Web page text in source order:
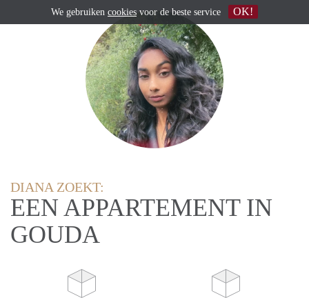
DIANA ZOEKT:
EEN APPARTEMENT IN
GOUDA
We gebruiken cookies voor de beste service OK!